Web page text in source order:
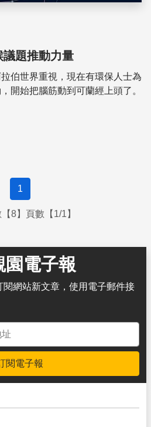
題推動力量
伯世界重視，現在有環保人士為
開始把腦筋動到可蘭經上頭了。
1
8】頁數【1/1】
園電子報
網站新文章，使用電子郵件接
閱電子報